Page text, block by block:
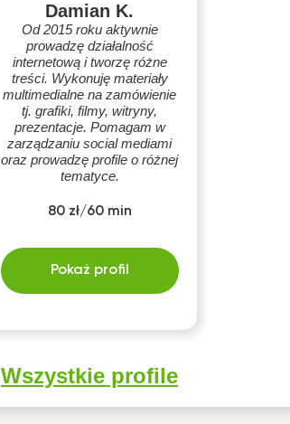
Damian K.
Od 2015 roku aktywnie
prowadzę działalność
internetową i tworzę różne
treści. Wykonuję materiały
multimedialne na zamówienie
tj. grafiki, filmy, witryny,
prezentacje. Pomagam w
zarządzaniu social mediami
oraz prowadzę profile o różnej
tematyce.
80 zł/60 min
Pokaż profil
Wszystkie profile